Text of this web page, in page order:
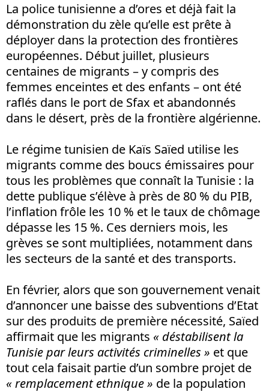
La police tunisienne a d’ores et déjà fait la
démonstration du zèle qu’elle est prête à
déployer dans la protection des frontières
européennes. Début juillet, plusieurs
centaines de migrants – y compris des
femmes enceintes et des enfants – ont été
raflés dans le port de Sfax et abandonnés
dans le désert, près de la frontière algérienne.
Le régime tunisien de Kaïs Saïed utilise les
migrants comme des boucs émissaires pour
tous les problèmes que connaît la Tunisie : la
dette publique s’élève à près de 80 % du PIB,
l’inflation frôle les 10 % et le taux de chômage
dépasse les 15 %. Ces derniers mois, les
grèves se sont multipliées, notamment dans
les secteurs de la santé et des transports.
En février, alors que son gouvernement venait
d’annoncer une baisse des subventions d’Etat
sur des produits de première nécessité, Saïed
affirmait que les migrants « déstabilisent la
Tunisie par leurs activités criminelles » et que
tout cela faisait partie d’un sombre projet de
« remplacement ethnique » de la population